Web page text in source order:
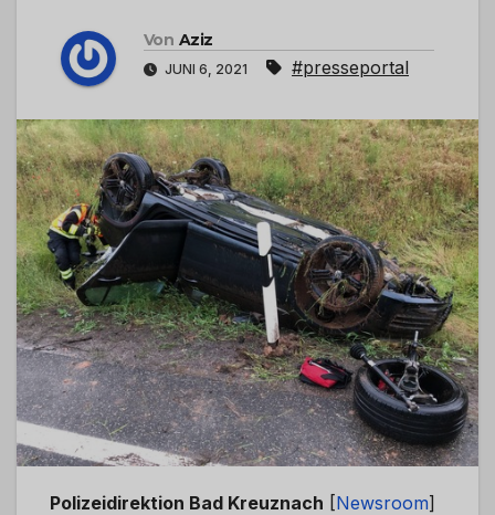
Von Aziz
JUNI 6, 2021 #presseportal
Polizeidirektion Bad Kreuznach [Newsroom]